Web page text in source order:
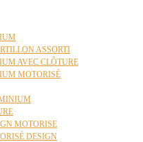
ASSORTI
AVEC CLÔTURE
MOTORISÉ
MOTORISE
DESIGN